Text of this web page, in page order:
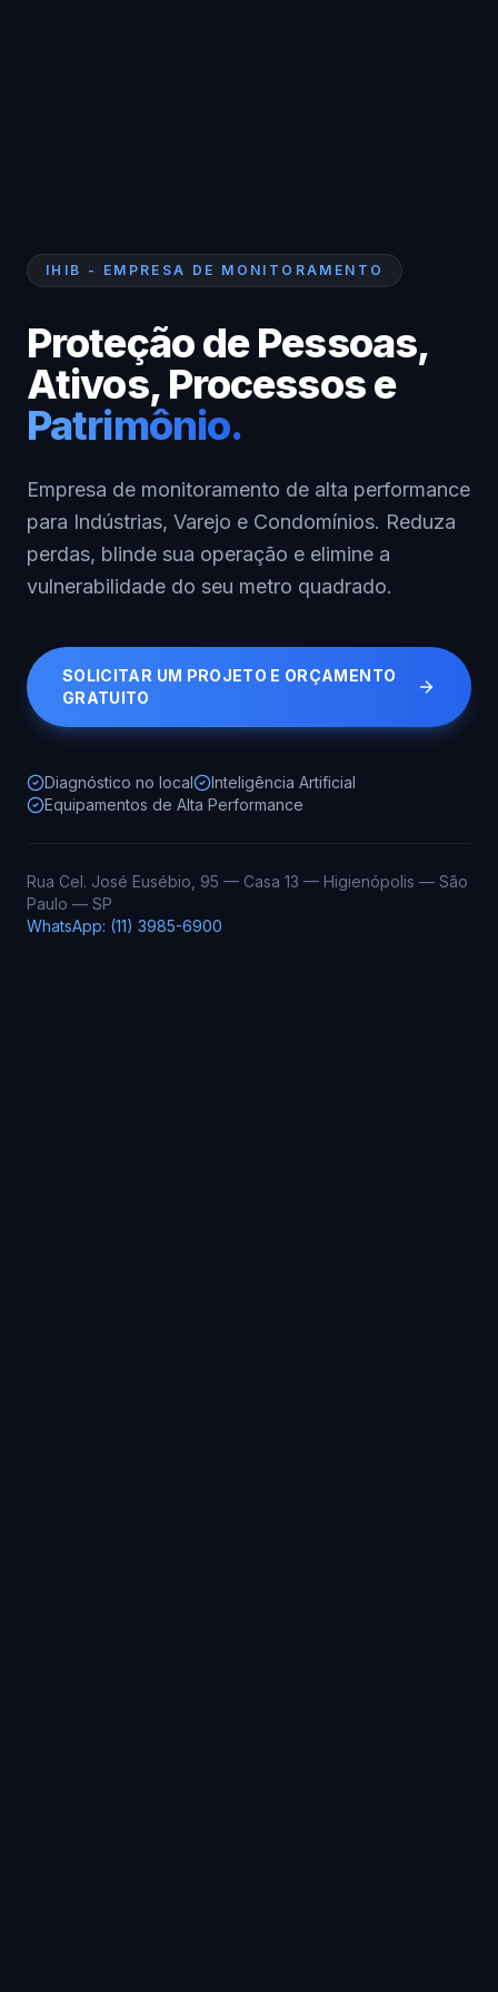
IHIB - EMPRESA DE MONITORAMENTO
Proteção de Pessoas,
Ativos, Processose
Patrimônio.
Empresa de monitoramento de alta performance
para Indústrias, Varejo e Condomínios. Reduza
perdas, blinde sua operação e elimine a
vulnerabilidade do seu metro quadrado.
SOLICITAR UM PROJETO E ORÇAMENTO
GRATUITO
Diagnóstico no local
Inteligência Artificial
Equipamentos de Alta Performance
Rua Cel. José Eusébio, 95 — Casa 13 — Higienópolis — São
Paulo — SP
WhatsApp: (11) 3985-6900